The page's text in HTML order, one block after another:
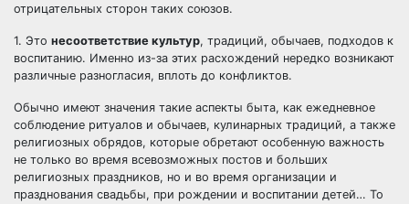
отрицательных сторон таких союзов.
1. Это несоответствие культур, традиций, обычаев, подходов к
воспитанию. Именно из-за этих расхождений нередко возникают
различные разногласия, вплоть до конфликтов.
Обычно имеют значения такие аспекты быта, как ежедневное
соблюдение ритуалов и обычаев, кулинарных традиций, а также
религиозных обрядов, которые обретают особенную важность
не только во время всевозможных постов и больших
религиозных праздников, но и во время организации и
празднования свадьбы, при рождении и воспитании детей… То